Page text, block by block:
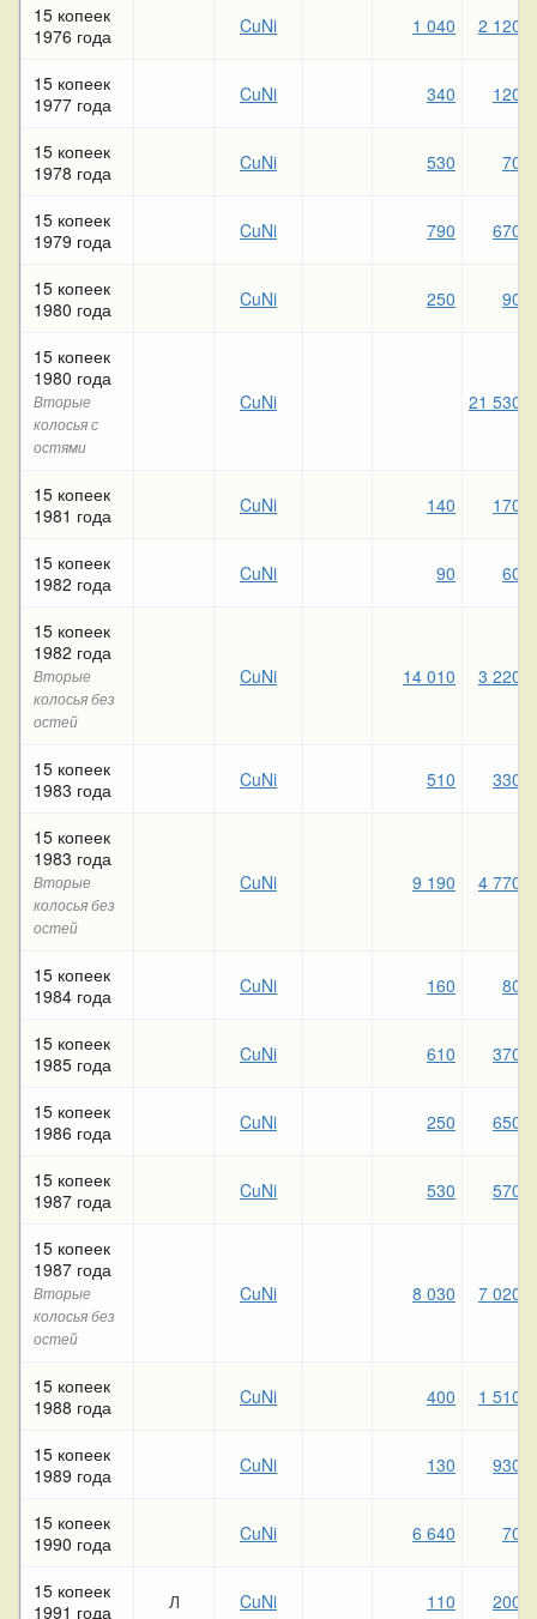
15 копеек
1976 года
CuNi 1 040 2 120
15 копеек
1977 года
CuNi 340 120
15 копеек
1978 года
CuNi 530 70
15 копеек
1979 года
CuNi 790 670
15 копеек
1980 года
CuNi 250 90
15 копеек
1980 года
Вторые
колосья с
остями
CuNi 21 530
15 копеек
1981 года
CuNi 140 170
15 копеек
1982 года
CuNi 90 60
15 копеек
1982 года
Вторые
колосья без
остей
CuNi 14 010 3 220
15 копеек
1983 года
CuNi 510 330
15 копеек
1983 года
Вторые
колосья без
остей
CuNi 9 190 4 770
15 копеек
1984 года
CuNi 160 80
15 копеек
1985 года
CuNi 610 370
15 копеек
1986 года
CuNi 250 650
15 копеек
1987 года
CuNi 530 570
15 копеек
1987 года
Вторые
колосья без
остей
CuNi 8 030 7 020
15 копеек
1988 года
CuNi 400 1 510
15 копеек
1989 года
CuNi 130 930
15 копеек
1990 года
CuNi 6 640 70
15 копеек
1991 года
Л CuNi 110 200